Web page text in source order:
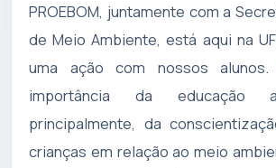
PROEBOM, juntamente com a
de Meio Ambiente, está aqui na
uma ação com nossos alunos.
importância da educação
principalmente, da
crianças em relação ao meio